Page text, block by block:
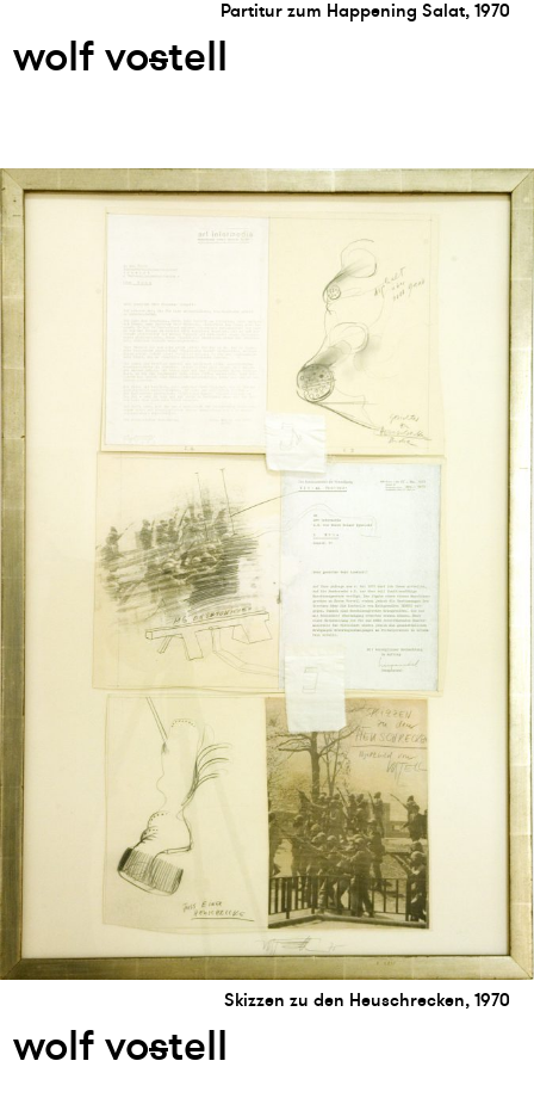
Partitur zum Happening Salat, 1970
wolf vostell
Skizzen zu den Heuschrecken, 1970
wolf vostell